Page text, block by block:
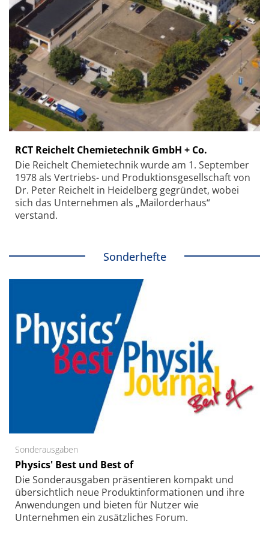
RCT Reichelt Chemietechnik GmbH + Co.
Die Reichelt Chemietechnik wurde am 1. September
1978 als Vertriebs- und Produktionsgesellschaft von
Dr. Peter Reichelt in Heidelberg gegründet, wobei
sich das Unternehmen als „Mailorderhaus“
verstand.
Sonderhefte
Sonderausgaben
Physics' Best und Best of
Die Sonder­ausgaben präsentieren kompakt und
übersichtlich neue Produkt­informationen und ihre
Anwendungen und bieten für Nutzer wie
Unternehmen ein zusätzliches Forum.